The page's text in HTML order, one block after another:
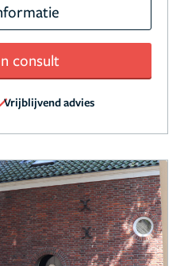
consult
Vrijblijvend advies